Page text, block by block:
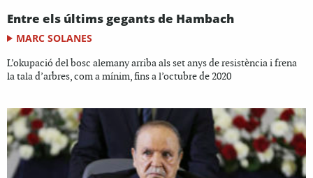
Entre els últims gegants de Hambach
MARC SOLANES
L’okupació del bosc alemany arriba als set anys de resistència i frena
la tala d’arbres, com a mínim, fins a l’octubre de 2020